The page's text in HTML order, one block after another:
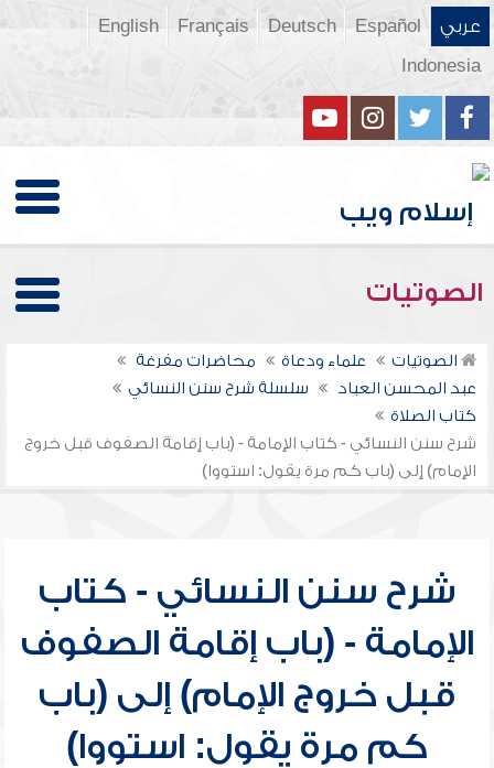
عربي Español
Deutsch
Français
English
Indonesia
الصوتيات
الصوتيات علماء ودعاة
محاضرات مفرغة
عبد المحسن العباد
سلسلة شرح سنن النسائي
كتاب الصلاة
شرح سنن النسائي - كتاب الإمامة - (باب إقامة الصفوف قبل خروج
الإمام) إلى (باب كم مرة يقول: استووا)
شرح سنن النسائي - كتاب
الإمامة - (باب إقامة الصفوف
قبل خروج الإمام) إلى (باب
كم مرة يقول: استووا)